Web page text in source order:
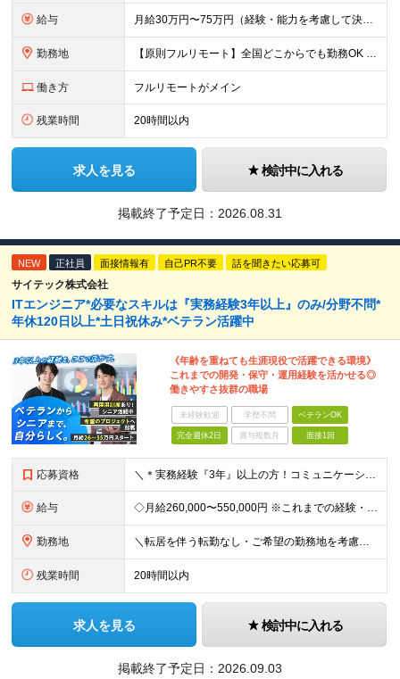
給与 月給30万円〜75万円（経験・能力を考慮して決定） ※固定残業代20時間分（4.0〜10.2万円）含む／超過分は全額支給 ※経験・スキルを考慮のうえ決定いたします ※6ヶ月の試用期間あり。期間中の待遇
勤務地 【原則フルリモート】全国どこからでも勤務OK ※希望に応じてオフィス勤務も可能 ■本社（湘南本社） 神奈川県藤沢市辻堂神台2-2-1 アイクロス湘南8階 └JR東海道線「辻堂駅」徒歩3分 ■東北支
働き方 フルリモートがメイン
残業時間 20時間以内
求人を見る 検討中に入れる
掲載終了予定日： 2026.08.31
NEW 正社員 面接情報有 自己PR不要 話を聞きたい応募可
サイテック株式会社
ITエンジニア*必要なスキルは『実務経験3年以上』のみ/分野不問*
年休120日以上*土日祝休み*ベテラン活躍中
《年齢を重ねても生涯現役で活躍できる環境》
これまでの開発・保守・運用経験を活かせる◎
働きやすさ抜群の職場
未経験歓迎 学歴不問 ベテランOK
完全週休2日 賞与複数月 面接1回
応募資格 ＼＊実務経験『3年』以上の方！コミュニケーション重視の採用＊／ これまでの経験・スキルや日本語力、お持ちの意欲を重視して選考を行います★ ＜＊必須スキル＊＞ 【学歴】高卒以上 【経験】システム開発・
給与 ◇月給260,000〜550,000円 ※これまでの経験・能力を考慮して決定します。 ※時間外手当(残業・休日)/通勤手当(上限5万円)は別途支給
勤務地 ＼転居を伴う転勤なし・ご希望の勤務地を考慮しアサイン／ 【本社】 東京都中央区湊3-4-4 中央山田ビル3Ｆ ※東京都内中心の各プロジェクト先での勤務 ＜勤務地例＞ 東京都中央区・千代田区など
残業時間 20時間以内
求人を見る 検討中に入れる
掲載終了予定日： 2026.09.03